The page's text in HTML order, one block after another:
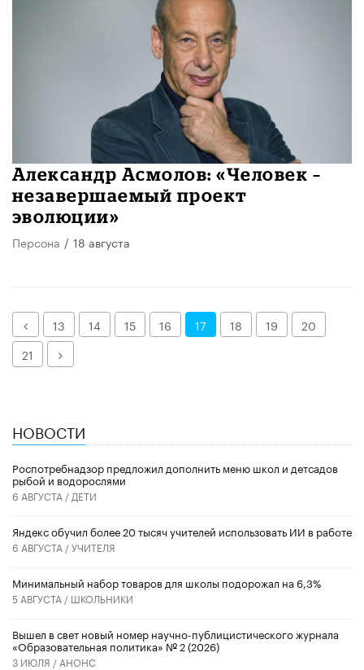
Александр Асмолов: «Человек –
незавершаемый проект
эволюции»
Персона / 18 августа
Назад13 14 15 16 17 18 19
20
21
Далее
НОВОСТИ
Роспотребнадзор предложил дополнить меню школ и детсадов
рыбой и водорослями
6 АВГУСТА / ДЕТИ
​Яндекс обучил более 20 тысяч учителей использовать ИИ в работе
6 АВГУСТА /УЧИТЕЛЯ
Минимальный набор товаров для школы подорожал на 6,3%
5 АВГУСТА / ШКОЛЬНИКИ
Вышел в свет новый номер научно-публицистического журнала
«Образовательная политика» № 2 (2026)
3 ИЮЛЯ / АНОНС